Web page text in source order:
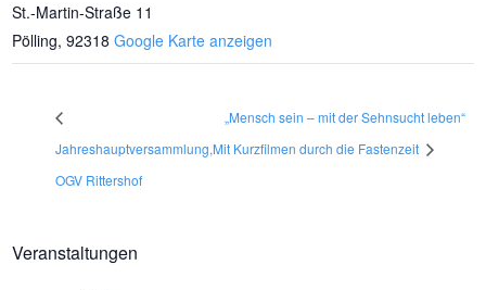
St.-Martin-Straße 11
Pölling, 92318 Google Karte anzeigen
Jahreshauptversammlung,
OGV Rittershof
„Mensch sein – mit der Sehnsucht leben“
Mit Kurzfilmen durch die Fastenzeit
Veranstaltungen